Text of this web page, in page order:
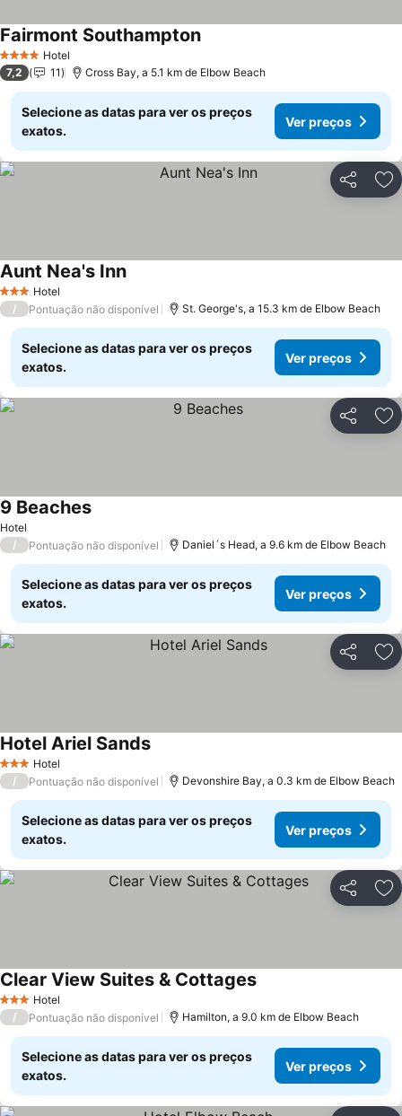
4 EstrelasHotel
Fairmont Southampton
7,2 11 Cross Bay, a 5.1 km de Elbow Beach
Selecione as datas para ver os preços
exatos.
Ver preços
Partilhar
3 EstrelasHotel
Aunt Nea's Inn
/ Pontuação não disponível St. George's, a 15.3 km de Elbow Beach
Selecione as datas para ver os preços
exatos.
Ver preços
Partilhar
Hotel
9 Beaches
/ Pontuação não disponível Daniel´s Head, a 9.6 km de Elbow Beach
Selecione as datas para ver os preços
exatos.
Ver preços
Partilhar
3 EstrelasHotel
Hotel Ariel Sands
/ Pontuação não disponível Devonshire Bay, a 0.3 km de Elbow Beach
Selecione as datas para ver os preços
exatos.
Ver preços
Partilhar
3 EstrelasHotel
Clear View Suites & Cottages
/ Pontuação não disponível Hamilton, a 9.0 km de Elbow Beach
Selecione as datas para ver os preços
exatos.
Ver preços